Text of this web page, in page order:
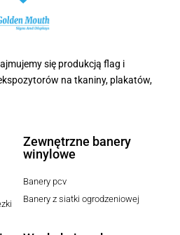
się produkcją flag i
na tkaniny, plakatów,
Zewnętrzne banery
winylowe
Banery pcv
Banery z siatki ogrodzeniowej